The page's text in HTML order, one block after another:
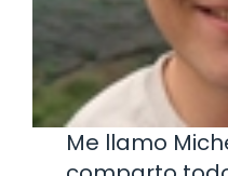
Me llamo